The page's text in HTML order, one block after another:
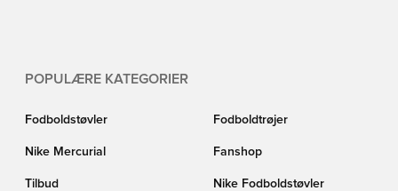
POPULÆRE KATEGORIER
Fodboldstøvler Fodboldtrøjer
Nike Mercurial Fanshop
Tilbud Nike Fodboldstøvler